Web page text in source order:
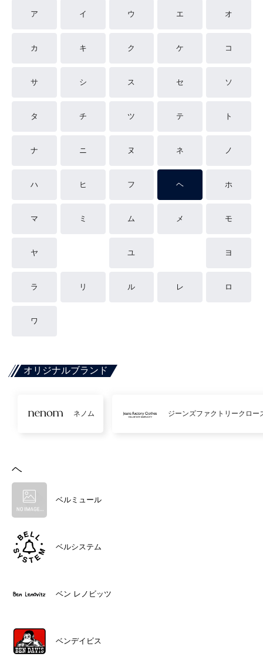
ア イ ウ エ オ
カ キ ク ケ コ
サ シ ス セ ソ
タ チ ツ テ ト
ナ ニ ヌ ネ ノ
ハ ヒ フ ヘ ホ
マ ミ ム メ モ
ヤ ユ ヨ
ラ リ ル レ ロ
ワ
オリジナルブランド
ネノム ジーンズファクトリークロー
ヘ
ベルミュール
ベルシステム
ベン レノビッツ
ベンデイビス